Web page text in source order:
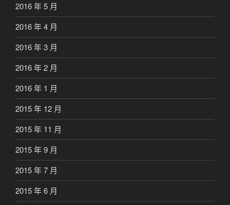
2016 年 5 月
2016 年 4 月
2016 年 3 月
2016 年 2 月
2016 年 1 月
2015 年 12 月
2015 年 11 月
2015 年 9 月
2015 年 7 月
2015 年 6 月